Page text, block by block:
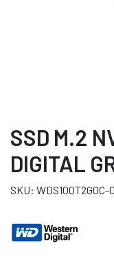
SSD M.2
DIGITAL
SKU: WDS100T2G0C-